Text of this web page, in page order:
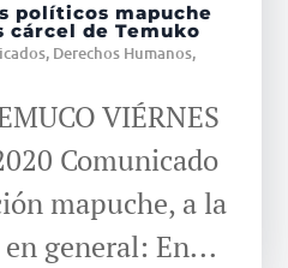
políticos mapuche
cárcel de Temuko
, Derechos Humanos,
VIÉRNES
Comunicado
mapuche, a la
general: En...